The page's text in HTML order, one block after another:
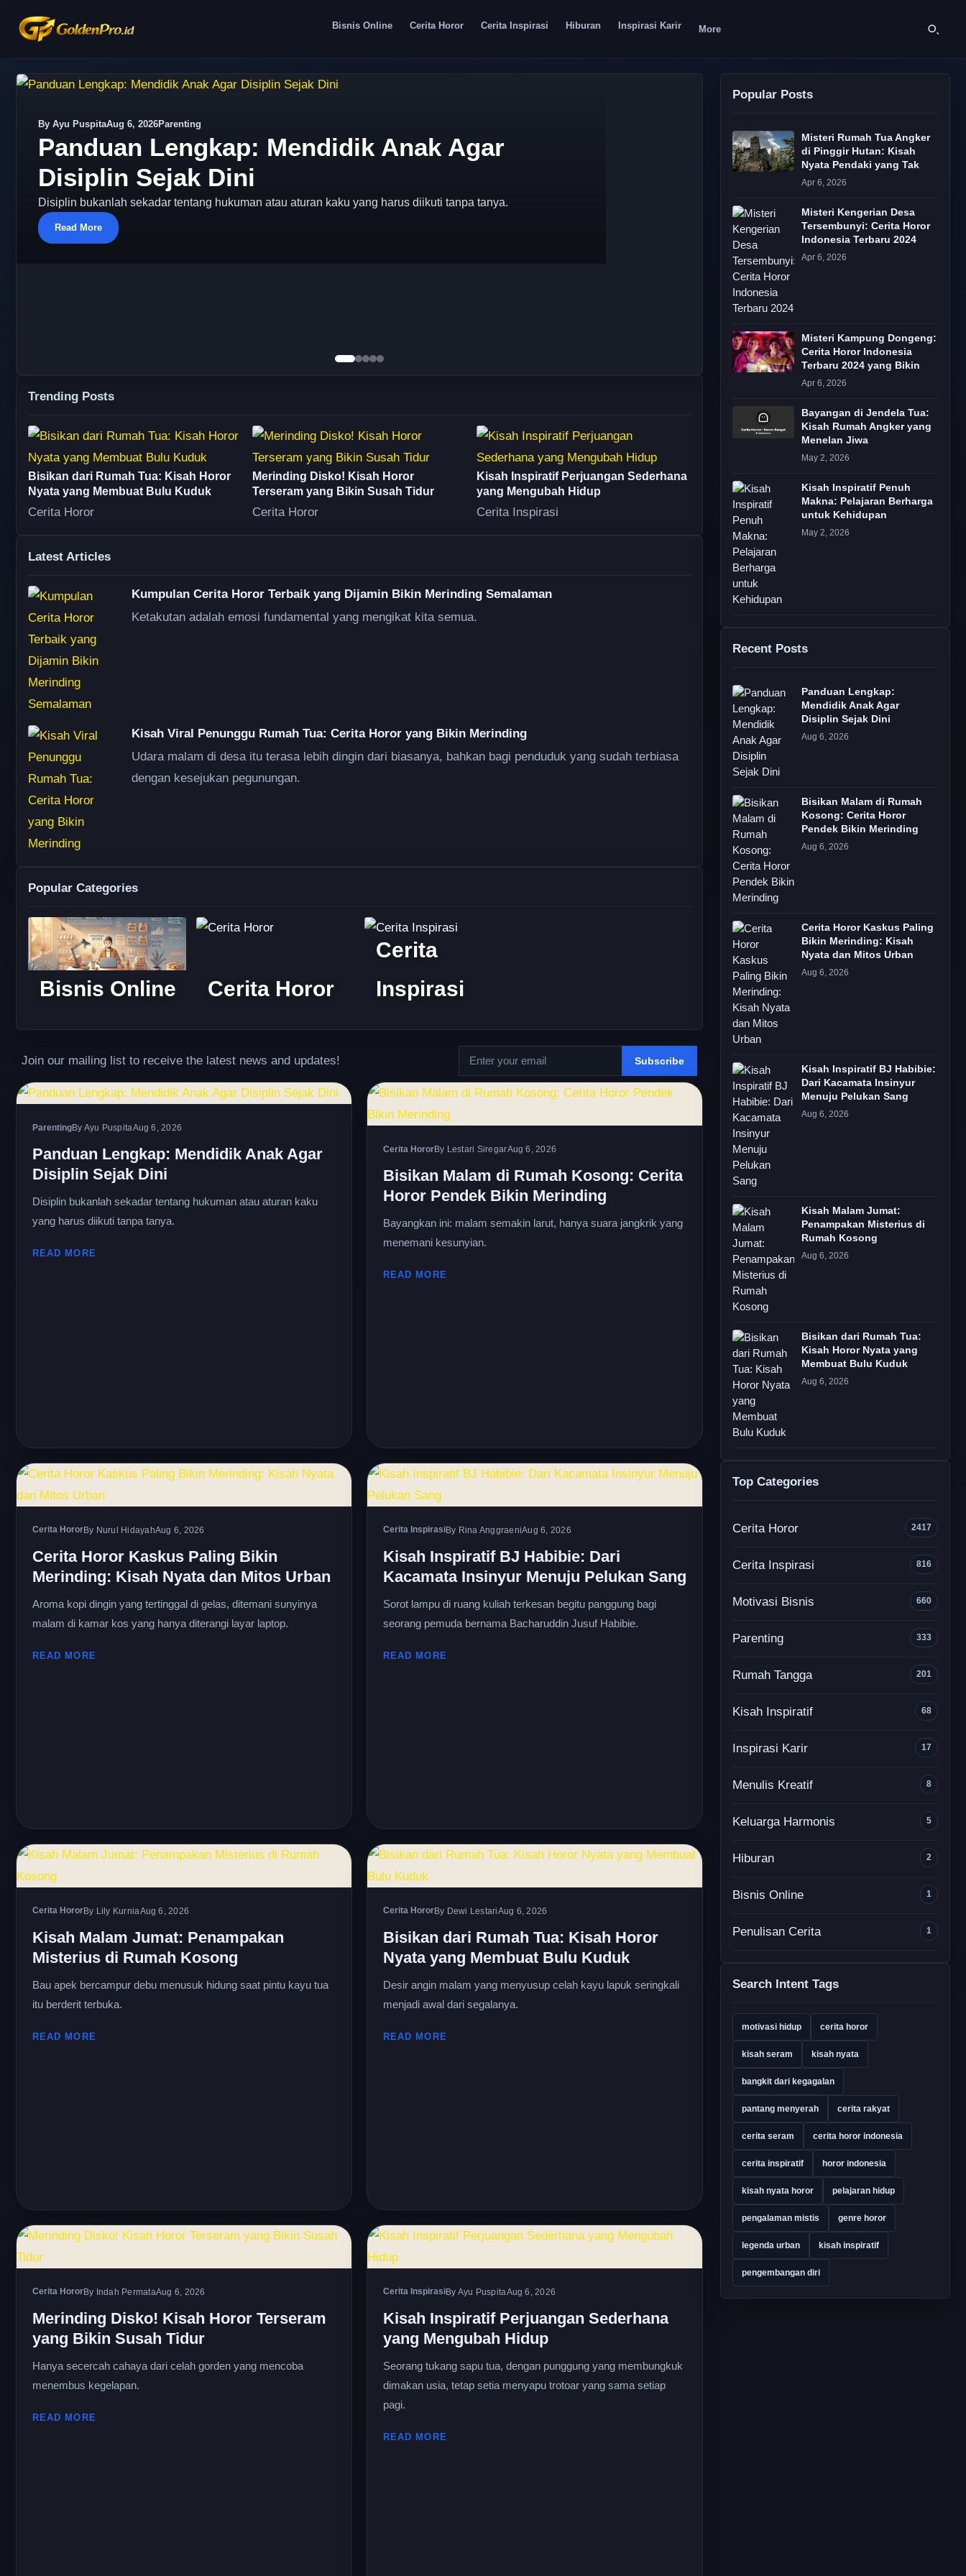
Bisnis Online Cerita Horor Cerita Inspirasi Hiburan Inspirasi Karir More
By Lestari SiregarAug 6, 2026Cerita Horor
Bisikan Malam di Rumah Kosong: Cerita
Horor Pendek Bikin Merinding
Bayangkan ini: malam semakin larut, hanya suara jangkrik yang menemani kesunyian.
Read More
Trending Posts
Bisikan dari Rumah Tua: Kisah Horor
Nyata yang Membuat Bulu Kuduk
Cerita Horor
Merinding Disko! Kisah Horor
Terseram yang Bikin Susah Tidur
Cerita Horor
Kisah Inspiratif Perjuangan Sederhana
yang Mengubah Hidup
Cerita Inspirasi
Latest Articles
Kumpulan Cerita Horor Terbaik yang Dijamin Bikin Merinding Semalaman
Ketakutan adalah emosi fundamental yang mengikat kita semua.
Kisah Viral Penunggu Rumah Tua: Cerita Horor yang Bikin Merinding
Udara malam di desa itu terasa lebih dingin dari biasanya, bahkan bagi penduduk yang sudah terbiasa
dengan kesejukan pegunungan.
Popular Categories
Bisnis Online Cerita Horor
Cerita
Inspirasi
Join our mailing list to receive the latest news and updates! Subscribe
ParentingBy Ayu PuspitaAug 6, 2026
Panduan Lengkap: Mendidik Anak Agar
Disiplin Sejak Dini
Disiplin bukanlah sekadar tentang hukuman atau aturan kaku
yang harus diikuti tanpa tanya.
READ MORE
Cerita HororBy Lestari SiregarAug 6, 2026
Bisikan Malam di Rumah Kosong: Cerita
Horor Pendek Bikin Merinding
Bayangkan ini: malam semakin larut, hanya suara jangkrik yang
menemani kesunyian.
READ MORE
Cerita HororBy Nurul HidayahAug 6, 2026
Cerita Horor Kaskus Paling Bikin
Merinding: Kisah Nyata dan Mitos Urban
Aroma kopi dingin yang tertinggal di gelas, ditemani sunyinya
malam di kamar kos yang hanya diterangi layar laptop.
READ MORE
Cerita InspirasiBy Rina AnggraeniAug 6, 2026
Kisah Inspiratif BJ Habibie: Dari
Kacamata Insinyur Menuju Pelukan Sang
Sorot lampu di ruang kuliah terkesan begitu panggung bagi
seorang pemuda bernama Bacharuddin Jusuf Habibie.
READ MORE
Cerita HororBy Lily KurniaAug 6, 2026
Kisah Malam Jumat: Penampakan
Misterius di Rumah Kosong
Bau apek bercampur debu menusuk hidung saat pintu kayu tua
itu berderit terbuka.
READ MORE
Cerita HororBy Dewi LestariAug 6, 2026
Bisikan dari Rumah Tua: Kisah Horor
Nyata yang Membuat Bulu Kuduk
Desir angin malam yang menyusup celah kayu lapuk seringkali
menjadi awal dari segalanya.
READ MORE
Cerita HororBy Indah PermataAug 6, 2026
Merinding Disko! Kisah Horor Terseram
yang Bikin Susah Tidur
Hanya secercah cahaya dari celah gorden yang mencoba
menembus kegelapan.
READ MORE
Cerita InspirasiBy Ayu PuspitaAug 6, 2026
Kisah Inspiratif Perjuangan Sederhana
yang Mengubah Hidup
Seorang tukang sapu tua, dengan punggung yang membungkuk
dimakan usia, tetap setia menyapu trotoar yang sama setiap
pagi.
READ MORE
Popular Posts
Misteri Rumah Tua Angker
di Pinggir Hutan: Kisah
Nyata Pendaki yang Tak
Apr 6, 2026
Misteri Kengerian Desa
Tersembunyi: Cerita Horor
Indonesia Terbaru 2024
Apr 6, 2026
Misteri Kampung Dongeng:
Cerita Horor Indonesia
Terbaru 2024 yang Bikin
Apr 6, 2026
Bayangan di Jendela Tua:
Kisah Rumah Angker yang
Menelan Jiwa
May 2, 2026
Kisah Inspiratif Penuh
Makna: Pelajaran Berharga
untuk Kehidupan
May 2, 2026
Recent Posts
Panduan Lengkap:
Mendidik Anak Agar
Disiplin Sejak Dini
Aug 6, 2026
Bisikan Malam di Rumah
Kosong: Cerita Horor
Pendek Bikin Merinding
Aug 6, 2026
Cerita Horor Kaskus Paling
Bikin Merinding: Kisah
Nyata dan Mitos Urban
Aug 6, 2026
Kisah Inspiratif BJ Habibie:
Dari Kacamata Insinyur
Menuju Pelukan Sang
Aug 6, 2026
Kisah Malam Jumat:
Penampakan Misterius di
Rumah Kosong
Aug 6, 2026
Bisikan dari Rumah Tua:
Kisah Horor Nyata yang
Membuat Bulu Kuduk
Aug 6, 2026
Top Categories
Cerita Horor 2417
Cerita Inspirasi 816
Motivasi Bisnis 660
Parenting 333
Rumah Tangga 201
Kisah Inspiratif 68
Inspirasi Karir 17
Menulis Kreatif 8
Keluarga Harmonis 5
Hiburan 2
Bisnis Online 1
Penulisan Cerita 1
Search Intent Tags
motivasi hidup cerita horor
kisah seram kisah nyata
bangkit dari kegagalan
pantang menyerah cerita rakyat
cerita seram cerita horor indonesia
cerita inspiratif horor indonesia
kisah nyata horor pelajaran hidup
pengalaman mistis genre horor
legenda urban kisah inspiratif
pengembangan diri